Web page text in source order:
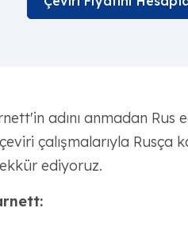
adını anmadan Rus
çalışmalarıyla Rusça
ediyoruz.